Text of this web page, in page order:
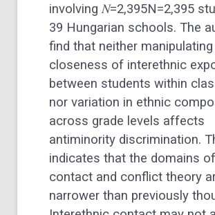
involving 𝑁=2,395N=2,395
39 Hungarian schools. The
find that neither
closeness of interethnic
between students within
nor variation in ethnic
across grade levels affects
antiminority discrimination.
indicates that the domains of
contact and conflict theory
narrower than previously